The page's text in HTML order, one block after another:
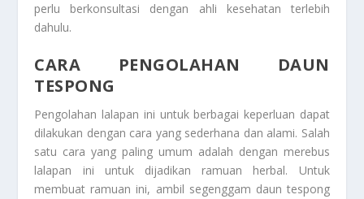
perlu berkonsultasi dengan ahli kesehatan terlebih
dahulu.
CARA PENGOLAHAN DAUN
TESPONG
Pengolahan lalapan ini untuk berbagai keperluan dapat
dilakukan dengan cara yang sederhana dan alami. Salah
satu cara yang paling umum adalah dengan merebus
lalapan ini untuk dijadikan ramuan herbal. Untuk
membuat ramuan ini, ambil segenggam daun tespong